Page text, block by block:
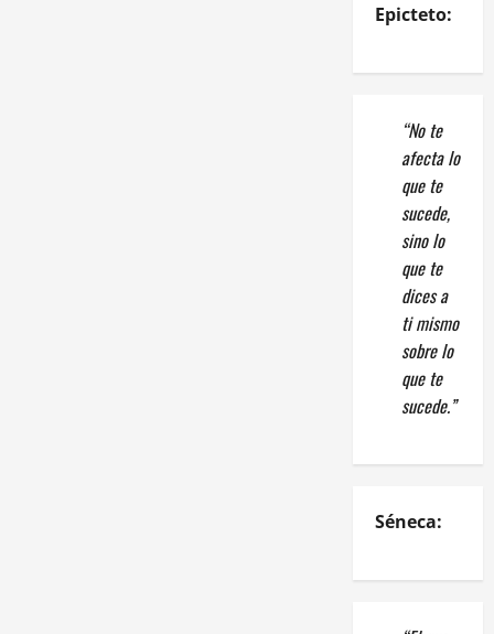
Epicteto:
“No te
afecta lo
que te
sucede,
sino lo
que te
dices a
ti mismo
sobre lo
que te
sucede.”
Séneca: